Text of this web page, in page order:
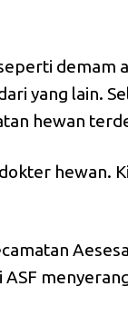
demam
yang lain.
hewan
hewan.